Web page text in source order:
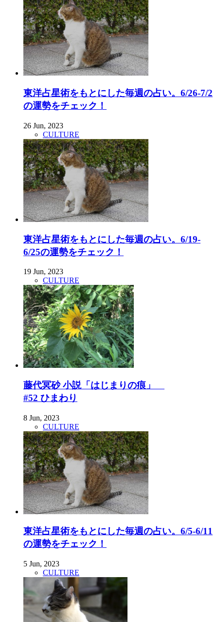
東洋占星術をもとにした毎週の占い。6/26-7/2
の運勢をチェック！
26 Jun, 2023
CULTURE
東洋占星術をもとにした毎週の占い。6/19-
6/25の運勢をチェック！
19 Jun, 2023
CULTURE
藤代冥砂 小説「はじまりの痕」
#52 ひまわり
8 Jun, 2023
CULTURE
東洋占星術をもとにした毎週の占い。6/5-6/11
の運勢をチェック！
5 Jun, 2023
CULTURE